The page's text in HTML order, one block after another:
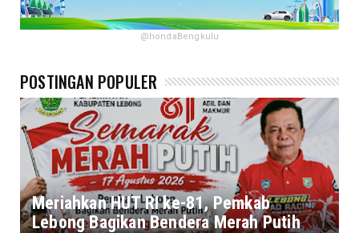
@hondaBengkulu
POSTINGAN POPULER
Meriahkan HUT RI ke-81, Pemkab
Lebong Bagikan Bendera Merah Putih